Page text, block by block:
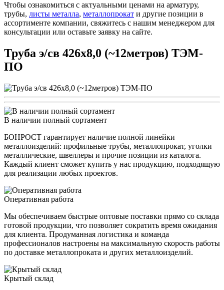
Чтобы ознакомиться с актуальными ценами на арматуру,
трубы, листы металла, металлопрокат и другие позиции в
ассортименте компании, свяжитесь с нашим менеджером для
консультации или оставьте заявку на сайте.
Труба э/св 426х8,0 (~12метров) ТЭМ-
ПО
В наличии полный сортамент
БОНРОСТ гарантирует наличие полной линейки
металлоизделий: профильные трубы, металлопрокат, уголки
металлические, швеллеры и прочие позиции из каталога.
Каждый клиент сможет купить у нас продукцию, подходящую
для реализации любых проектов.
Оперативная работа
Мы обеспечиваем быстрые оптовые поставки прямо со склада
готовой продукции, что позволяет сократить время ожидания
для клиента. Продуманная логистика и команда
профессионалов настроены на максимальную скорость работы
по доставке металлопроката и других металлоизделий.
Крытый склад